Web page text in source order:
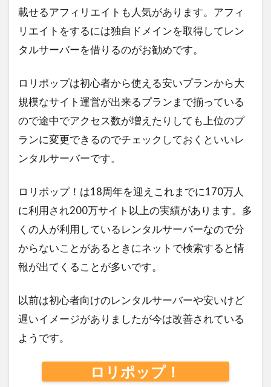
載せるアフィリエイトも人気があります。アフィ
リエイトをするには独自ドメインを取得してレン
タルサーバーを借りるのがお勧めです。
ロリポップは初心者から使える安いプランから大
規模なサイト運営が出来るプランまで揃っている
ので途中でアクセス数が増えたりしても上位のプ
ランに変更できるのでチェックしておくといいレ
ンタルサーバーです。
ロリポップ！は18周年を迎えこれまでに170万人
に利用され200万サイト以上の実績があります。多
くの人が利用しているレンタルサーバーなので分
からないことがあるときにネットで検索すると情
報が出てくることが多いです。
以前は初心者向けのレンタルサーバーや安いけど
遅いイメージがありましたが今は改善されている
ようです。
ロリポップ！